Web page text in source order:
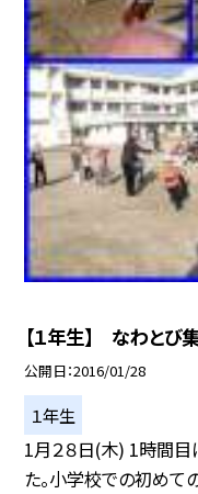
【１年生】 なわとび
公開日 2016/01/28
１年生
1月２８日(木) 1時間
た。小学校での初めて